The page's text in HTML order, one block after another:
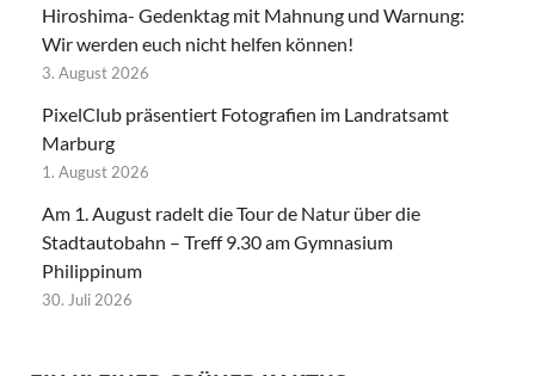
Hiroshima- Gedenktag mit Mahnung und Warnung:
Wir werden euch nicht helfen können!
3. August 2026
PixelClub präsentiert Fotografien im Landratsamt
Marburg
1. August 2026
Am 1. August radelt die Tour de Natur über die
Stadtautobahn – Treff 9.30 am Gymnasium
Philippinum
30. Juli 2026